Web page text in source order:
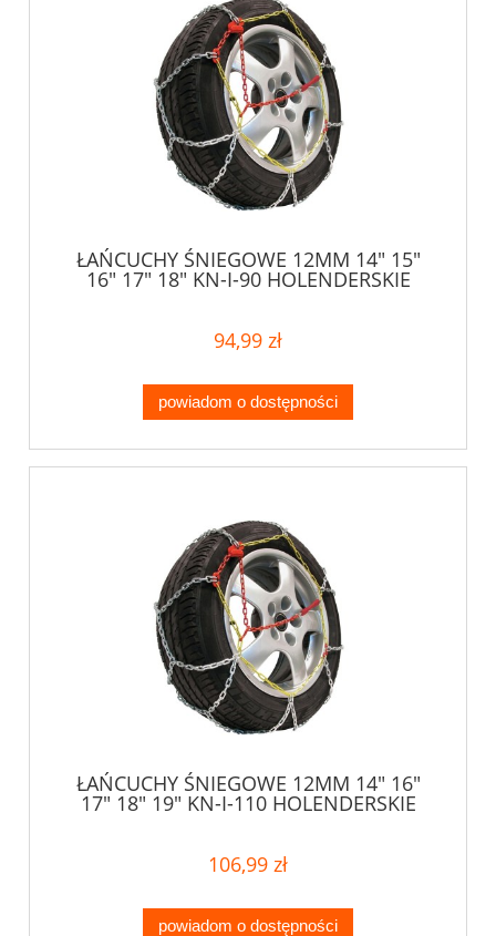
ŁAŃCUCHY ŚNIEGOWE 12MM 14" 15"
16" 17" 18" KN-I-90 HOLENDERSKIE
94,99 zł
powiadom o dostępności
ŁAŃCUCHY ŚNIEGOWE 12MM 14" 16"
17" 18" 19" KN-I-110 HOLENDERSKIE
106,99 zł
powiadom o dostępności